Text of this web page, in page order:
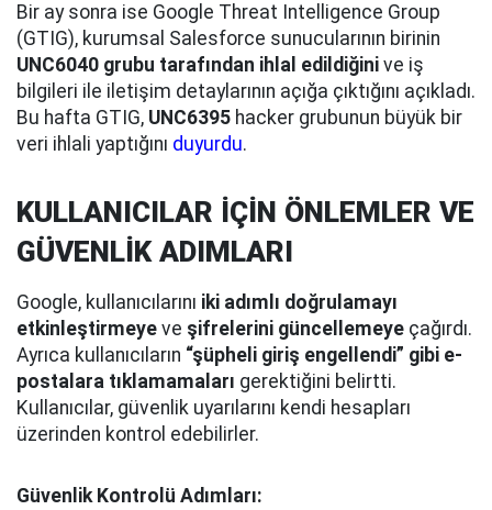
Bir ay sonra ise Google Threat Intelligence Group
(GTIG), kurumsal Salesforce sunucularının birinin
UNC6040 grubu tarafından ihlal edildiğini ve iş
bilgileri ile iletişim detaylarının açığa çıktığını açıkladı.
Bu hafta GTIG, UNC6395 hacker grubunun büyük bir
veri ihlali yaptığını duyurdu.
KULLANICILAR İÇİN ÖNLEMLER VE
GÜVENLİK ADIMLARI
Google, kullanıcılarını iki adımlı doğrulamayı
etkinleştirmeye ve şifrelerini güncellemeye çağırdı.
Ayrıca kullanıcıların “şüpheli giriş engellendi” gibi e-
postalara tıklamamaları gerektiğini belirtti.
Kullanıcılar, güvenlik uyarılarını kendi hesapları
üzerinden kontrol edebilirler.
Güvenlik Kontrolü Adımları: